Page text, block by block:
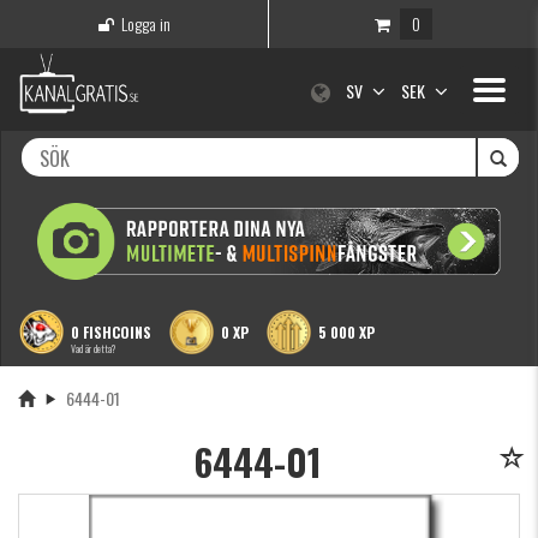
Logga in 0
Toggle
SV SEK
0 FISHCOINS
Vad är detta?
0 XP 5 000 XP
6444-01
6444-01